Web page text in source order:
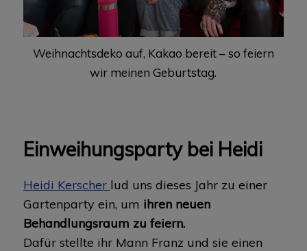
Weihnachtsdeko auf, Kakao bereit – so feiern
wir meinen Geburtstag.
Einweihungsparty bei Heidi
Heidi Kerscher lud uns dieses Jahr zu einer
Gartenparty ein, um ihren neuen
Behandlungsraum zu feiern.
Dafür stellte ihr Mann Franz und sie einen